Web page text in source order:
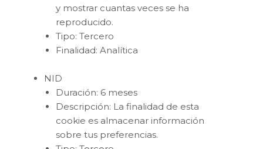
y mostrar cuantas veces se ha
reproducido.
Tipo: Tercero
Finalidad: Analítica
NID
Duración: 6 meses
Descripción: La finalidad de esta
cookie es almacenar información
sobre tus preferencias.